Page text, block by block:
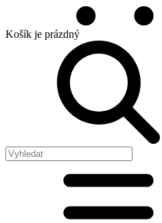
Košík je prázdný